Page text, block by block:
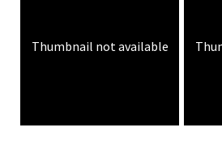
Thumbnail not available